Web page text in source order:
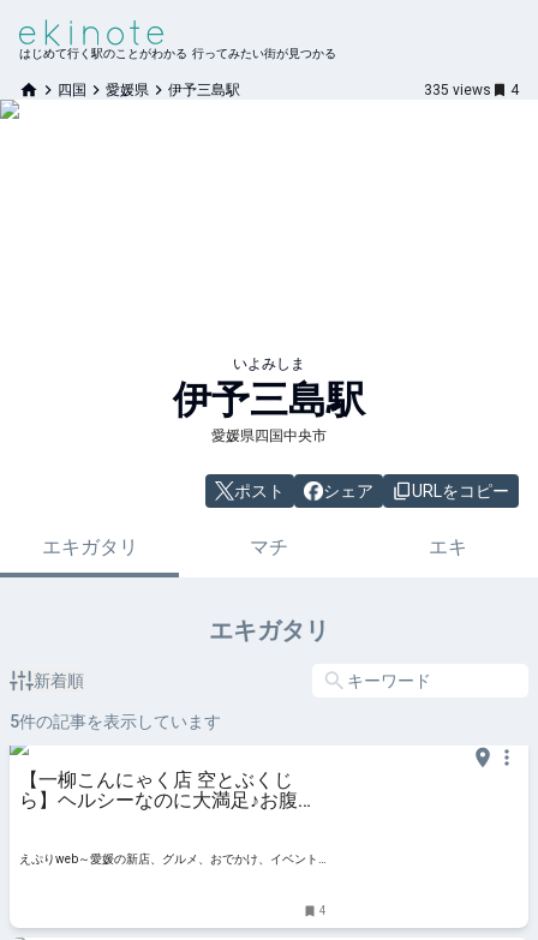
はじめて行く駅のことがわかる 行ってみたい街が見つかる
四国 愛媛県 伊予三島駅 335 views 4
いよみしま
伊予三島駅
愛媛県四国中央市
ポスト シェア URLをコピー
エキガタリ マチ エキ
エキガタリ
新着順
5件の記事を表示しています
【一柳こんにゃく店 空とぶくじ
ら】ヘルシーなのに大満足♪お腹も
えぷりweb～愛媛の新店、グルメ、おでかけ、イベント
4